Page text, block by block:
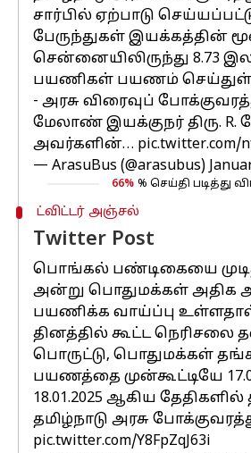
சார்பில் ஏற்பாடு
பேருந்துகள் இயக்கத்தின்
சென்னையிலிருந்து 8.73
பயணிகள் பயணம்
- அரசு விரைவுப்
மேலாண் இயக்குநர் திரு.
அவர்களின்… pic.twitter.com/
— ArasuBus (@arasubus)
66% % செய்தி படித்து
ட்விட்டர் அஞ்சல்
Twitter Post
பொங்கல் பண்டிகையை
அன்று பொதுமக்கள் அதிக
பயணிக்க வாய்ப்பு
தினத்தில் கூட்ட நெரிசலை
பொருட்டு, பொதுமக்கள்
பயணத்தை முன்கூட்டியே
18.01.2025 ஆகிய தேதிகளில்
தமிழ்நாடு அரசு
pic.twitter.com/Y8FpZqJ63i